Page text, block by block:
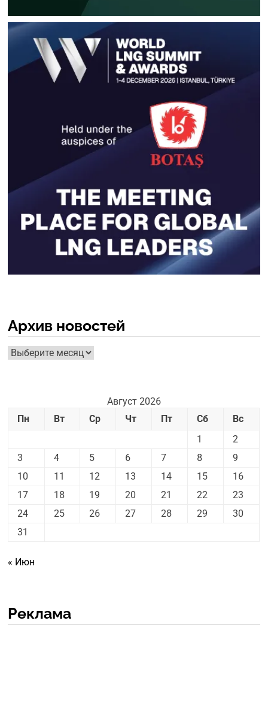
Архив новостей
Архив
новостей
Август 2026
Пн
Вт Ср Чт Пт Сб
Вс
1
2
3
4 5 6 7 8
9
10
11 12 13 14 15
16
17
18 19 20 21 22
23
24
25 26 27 28 29
30
31
« Июн
Реклама